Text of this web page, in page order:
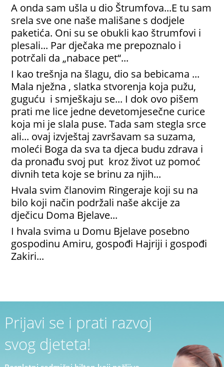
A onda sam ušla u dio Štrumfova...E tu sam
srela sve one naše mališane s dodjele
paketića. Oni su se obukli kao štrumfovi i
plesali... Par dječaka me prepoznalo i
potrčali da „nabace pet“...
I kao trešnja na šlagu, dio sa bebicama ...
Mala nježna , slatka stvorenja koja pužu,
guguću i smješkaju se... I dok ovo pišem
prati me lice jedne devetomjesečne curice
koja mi je slala puse. Tada sam stegla srce
ali... ovaj izvještaj završavam sa suzama,
moleći Boga da sva ta djeca budu zdrava i
da pronađu svoj put kroz život uz pomoć
divnih teta koje se brinu za njih...
Hvala svim članovim Ringeraje koji su na
bilo koji način podržali naše akcije za
dječicu Doma Bjelave...
I hvala svima u Domu Bjelave posebno
gospodinu Amiru, gospođi Hajriji i gospođi
Zakiri...
Prijavi se i prati razvoj
svog djeteta!